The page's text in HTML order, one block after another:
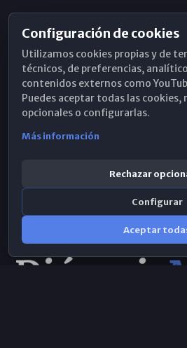
Horarios de Misa
Hemeroteca
WhatsApp
Configuración de cookies
Utilizamos cookies propias y de
técnicos, de preferencias,
contenidos externos como
Puedes aceptar todas las cookies,
opcionales o configurarlas.
Más información
Rechazar
Configurar
Aceptar